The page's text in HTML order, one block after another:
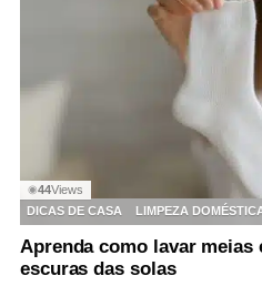
◉44Views
DICAS DE CASA
LIMPEZA
Aprenda como lavar meias
escuras das solas